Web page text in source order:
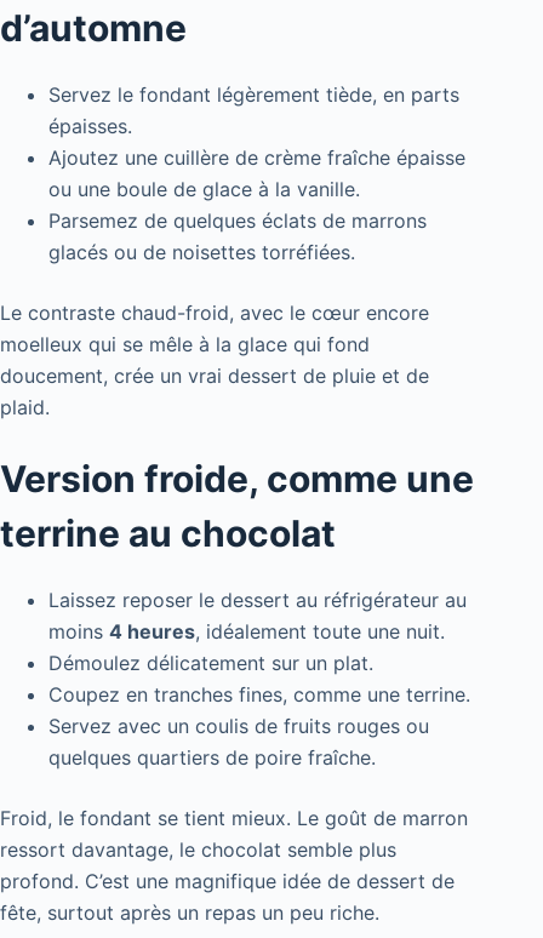
d’automne
Servez le fondant légèrement tiède, en parts
épaisses.
Ajoutez une cuillère de crème fraîche épaisse
ou une boule de glace à la vanille.
Parsemez de quelques éclats de marrons
glacés ou de noisettes torréfiées.
Le contraste chaud-froid, avec le cœur encore
moelleux qui se mêle à la glace qui fond
doucement, crée un vrai dessert de pluie et de
plaid.
Version froide, comme une
terrine au chocolat
Laissez reposer le dessert au réfrigérateur au
moins 4 heures, idéalement toute une nuit.
Démoulez délicatement sur un plat.
Coupez en tranches fines, comme une terrine.
Servez avec un coulis de fruits rouges ou
quelques quartiers de poire fraîche.
Froid, le fondant se tient mieux. Le goût de marron
ressort davantage, le chocolat semble plus
profond. C’est une magnifique idée de dessert de
fête, surtout après un repas un peu riche.